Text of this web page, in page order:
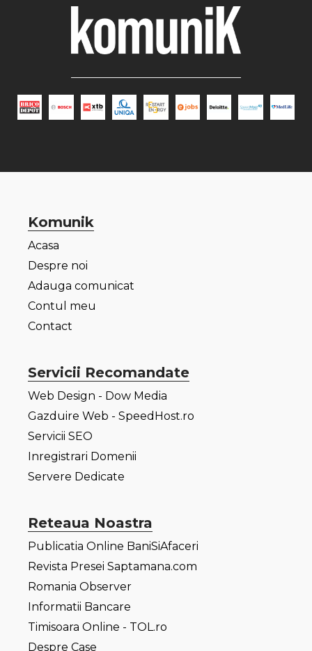
Komunik
Acasa
Despre noi
Adauga comunicat
Contul meu
Contact
Servicii Recomandate
Web Design - Dow Media
Gazduire Web - SpeedHost.ro
Servicii SEO
Inregistrari Domenii
Servere Dedicate
Reteaua Noastra
Publicatia Online BaniSiAfaceri
Revista Presei Saptamana.com
Romania Observer
Informatii Bancare
Timisoara Online - TOL.ro
Despre Case